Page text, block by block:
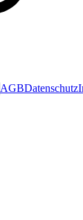
AGBDatenschutz